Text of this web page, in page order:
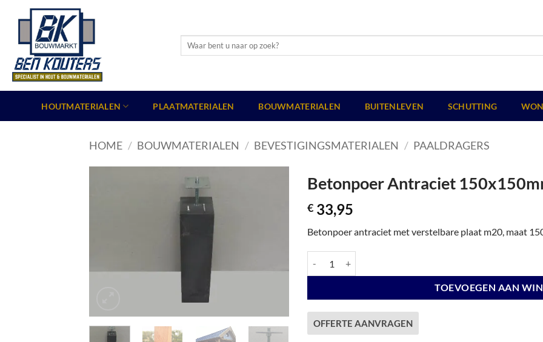
Zoeken
HOUTMATERIALEN PLAATMATERIALEN BOUWMATERIALEN BUITENLEVEN SCHUTTING
HOME / BOUWMATERIALEN / BEVESTIGINGSMATERIALEN / PAALDRAGERS
Betonpoer Antraciet
€ 33,95
Betonpoer antraciet met verstelbare plaat m20, maat
TOEVOEGEN AAN
OFFERTE AANVRAGEN